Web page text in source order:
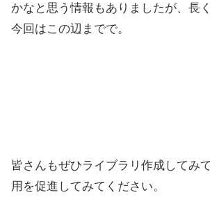
かなと思う情報もありましたが、長
今回はこの辺までで。
皆さんもぜひライブラリ作成してみ
用を促進してみてください。